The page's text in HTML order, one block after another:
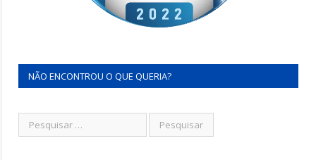
NÃO ENCONTROU O QUE QUERIA?